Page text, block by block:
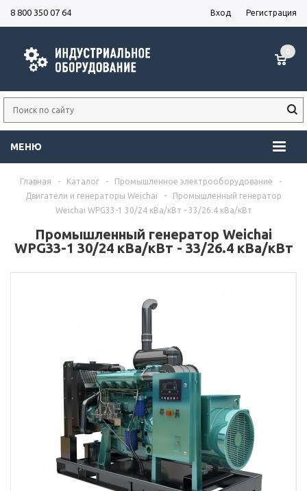
8 800 350 07 64 Вход Регистрация
МЕНЮ
0
Главная - Каталог - Промышленное электрооборудование
-
Двигатели и генераторы Weichai
-
Промышленный генератор
Weichai WPG33-1 30/24 кВа/кВт - 33/26.4 кВа/кВт
Промышленный генератор Weichai
WPG33-1 30/24 кВа/кВт - 33/26.4 кВа/кВт